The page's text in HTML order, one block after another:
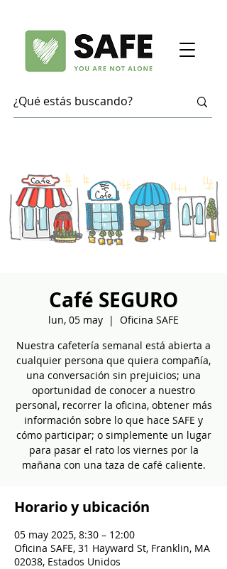
Café SEGURO
lun, 05 may
  |
Oficina SAFE
Nuestra cafetería semanal está abierta a
cualquier persona que quiera compañía,
una conversación sin prejuicios; una
oportunidad de conocer a nuestro
personal, recorrer la oficina, obtener más
información sobre lo que hace SAFE y
cómo participar; o simplemente un lugar
para pasar el rato los viernes por la
mañana con una taza de café caliente.
Horario y ubicación
05 may 2025, 8:30 – 12:00
Oficina SAFE, 31 Hayward St, Franklin, MA
02038, Estados Unidos